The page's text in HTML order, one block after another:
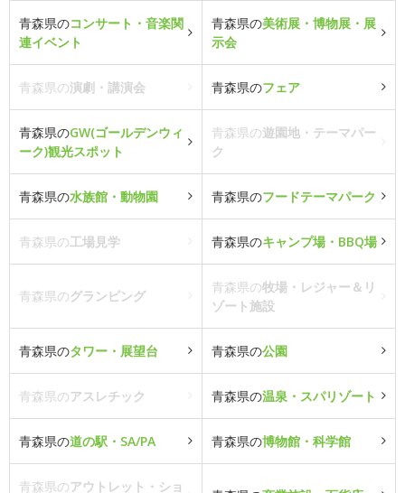
青森県のコンサート・音楽関
連イベント
青森県の美術展・博物展・展
示会
青森県の演劇・講演会 青森県のフェア
青森県のGW(ゴールデンウィ
ーク)観光スポット
青森県の遊園地・テーマパー
ク
青森県の水族館・動物園 青森県のフードテーマパーク
青森県の工場見学 青森県のキャンプ場・BBQ場
青森県のグランピング
青森県の牧場・レジャー＆リ
ゾート施設
青森県のタワー・展望台 青森県の公園
青森県のアスレチック 青森県の温泉・スパリゾート
青森県の道の駅・SA/PA 青森県の博物館・科学館
青森県のアウトレット・ショ